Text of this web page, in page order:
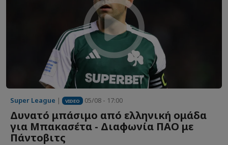
Super League | VIDEO 05/08 - 17:00
Δυνατό μπάσιμο από ελληνική ομάδα
για Μπακασέτα - Διαφωνία ΠΑΟ με
Πάντοβιτς